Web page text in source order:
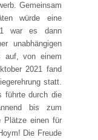
Gemeinsam
würde eine
war es dann
unabhängigen
auf, von einem
2021 fand
statt.
führte durch die
bis zum
Plätze einen für
Die Freude